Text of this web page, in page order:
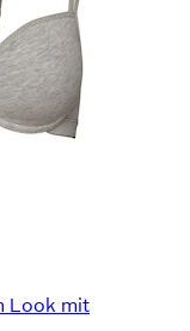
Look mit